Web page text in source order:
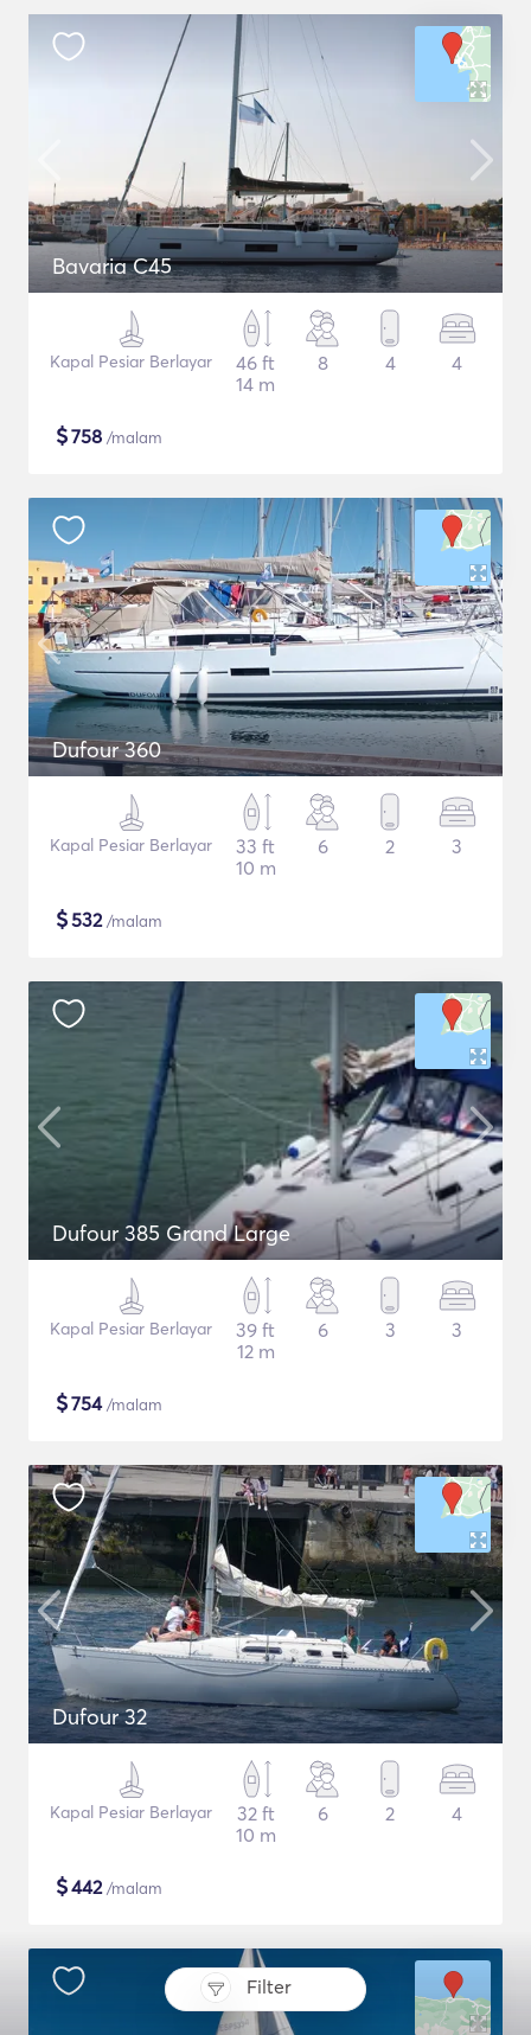
Filter
Bavaria C45
Kapal Pesiar Berlayar
46 ft
14 m
8 4 4
$758 /malam
Dufour 360
Kapal Pesiar Berlayar
33 ft
10 m
6 2 3
$532/malam
Dufour 385 Grand Large
Kapal Pesiar Berlayar
39 ft
12 m
6 3 3
$754/malam
Dufour 32
Kapal Pesiar Berlayar
32 ft
10 m
6 2 4
$442/malam